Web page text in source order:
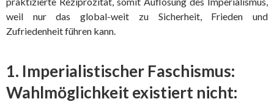
weil nur das global-weit zu Sicherheit, Frieden und
Zufriedenheit führen kann.
1. Imperialistischer Faschismus:
Wahlmöglichkeit existiert nicht: